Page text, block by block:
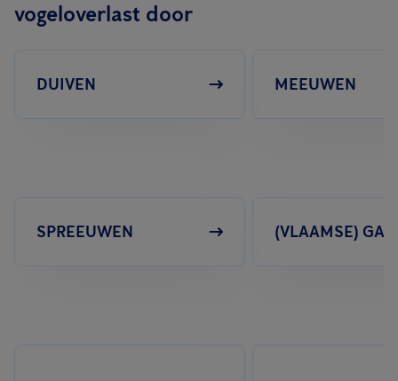
vogeloverlast door
DUIVEN MEEUWEN
SPREEUWEN (VLAAMSE)